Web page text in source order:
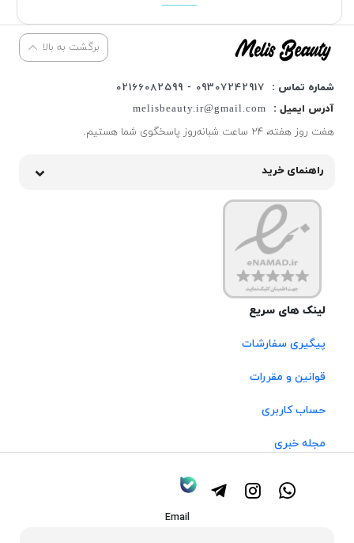
برگشت به بالا
شماره تماس :
09307242917 - 02166082599
آدرس ایمیل :
melisbeauty.ir@gmail.com
هفت روز هفته، ۲۴ ساعت شبانه‌روز پاسخگوی شما هستیم.
راهنمای خرید
لینک های سریع
پیگیری سفارشات
قوانین و مقررات
حساب کاربری
مجله خبری
Email